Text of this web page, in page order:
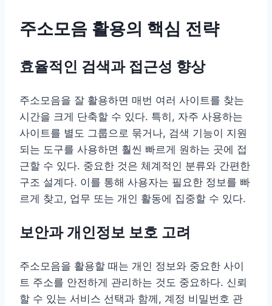
주소모음 활용의 핵심 전략
효율적인 검색과 접근성 향상
주소모음을 잘 활용하면 매번 여러 사이트를 찾는
시간을 크게 단축할 수 있다. 특히, 자주 사용하는
사이트를 별도 그룹으로 묶거나, 검색 기능이 지원
되는 도구를 사용하면 훨씬 빠르게 원하는 곳에 접
근할 수 있다. 중요한 것은 체계적인 분류와 간편한
구조 설계다. 이를 통해 사용자는 필요한 정보를 빠
르게 찾고, 업무 또는 개인 활동에 집중할 수 있다.
보안과 개인정보 보호 고려
주소모음을 활용할 때는 개인 정보와 중요한 사이
트 주소를 안전하게 관리하는 것도 중요하다. 신뢰
할 수 있는 서비스 선택과 함께, 계정 비밀번호 관